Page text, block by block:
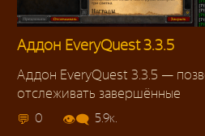
Аддон EveryQuest 3.3.5
Аддон EveryQuest 3.3.5 —
отслеживать завершённые
0 5.9к.